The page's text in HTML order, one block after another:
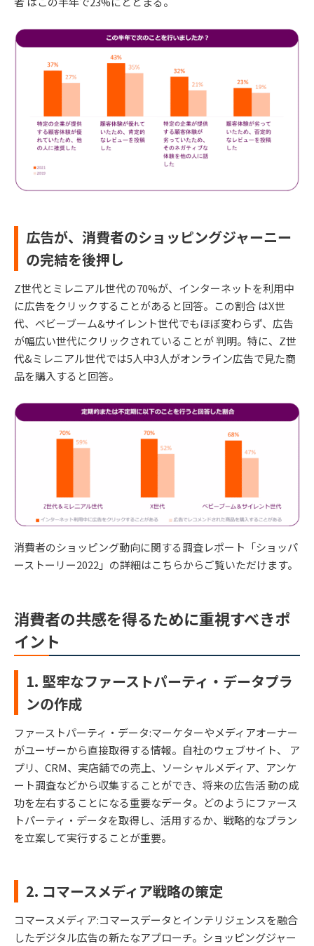
広告が、消費者のショッピングジャーニー
の完結を後押し
Z世代とミレニアル世代の70%が、インターネットを利用中
に広告をクリックすることがあると回答。この割合 はX世
代、ベビーブーム&サイレント世代でもほぼ変わらず、広告
が幅広い世代にクリックされていることが 判明。特に、Z世
代&ミレニアル世代では5人中3人がオンライン広告で見た商
品を購入すると回答。
消費者のショッピング動向に関する調査レポート「ショッパ
ーストーリー2022」の詳細はこちらからご覧いただけます。
消費者の共感を得るために重視すべきポ
イント
1. 堅牢なファーストパーティ・データプラ
ンの作成
ファーストパーティ・データ:マーケターやメディアオーナー
がユーザーから直接取得する情報。自社のウェブサイト、 ア
プリ、CRM、実店舗での売上、ソーシャルメディア、アンケ
ート調査などから収集することができ、将来の広告活 動の成
功を左右することになる重要なデータ。どのようにファース
トパーティ・データを取得し、活用するか、戦略的なプラン
を立案して実行することが重要。
2. コマースメディア戦略の策定
コマースメディア:コマースデータとインテリジェンスを融合
したデジタル広告の新たなアプローチ。ショッピングジャー